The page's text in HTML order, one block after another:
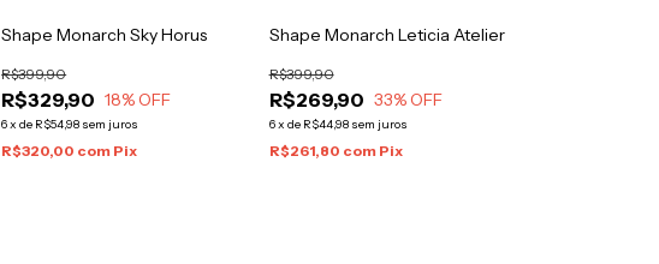
Shape Monarch Sky Horus
R$329,90
R$399,90
18% OFF
6xde R$54,98 sem juros
R$320,00 com Pix
Shape Monarch Leticia Atelier
R$269,90
R$399,90
33% OFF
6x de R$44,98 sem juros
R$261,80 com Pix